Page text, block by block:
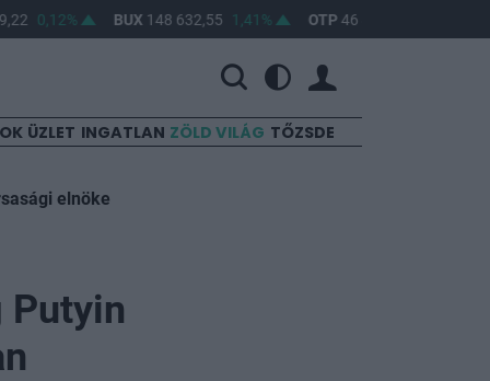
0,12% BUX148 632,55 1,41% OTP46 890
ÜZLET INGATLAN ZÖLD VILÁG TŐZSDE
elnöke
Putyin